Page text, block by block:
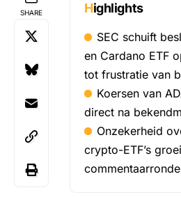
SHARE Highlights
SEC schuift
en Cardano ETF
tot frustratie van
Koersen van
direct na
Onzekerheid
crypto-ETF’s